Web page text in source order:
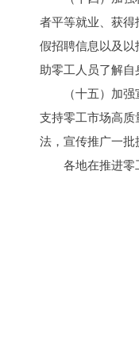
者平等就业、获
假招聘信息以及
助零工人员了解
（十五）加
支持零工市场高
法，宣传推广一
各地在推进零